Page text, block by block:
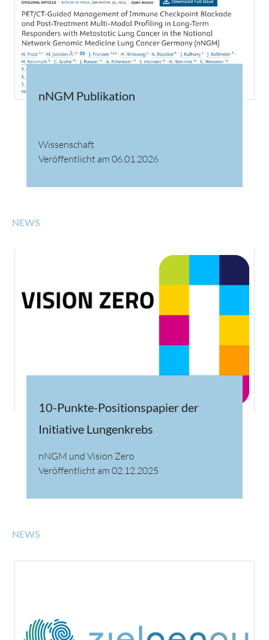
nNGM Publikation
Wissenschaft
Veröffentlicht am 06.01.2026
NEWS
10-Punkte-Positionspapier der
Initiative Lungenkrebs
nNGM und Vision Zero
Veröffentlicht am 02.12.2025
NEWS